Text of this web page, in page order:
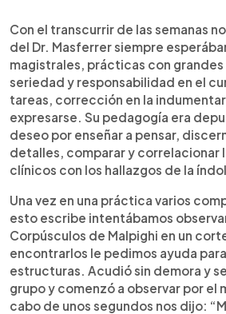
Con el transcurrir de las semanas
del Dr. Masferrer siempre
magistrales, prácticas con grandes
seriedad y responsabilidad en el
tareas, corrección en la
expresarse. Su pedagogía era
deseo por enseñar a pensar,
detalles, comparar y correlacionar
clínicos con los hallazgos de la
Una vez en una práctica varios
esto escribe intentábamos
Corpúsculos de Malpighi en un
encontrarlos le pedimos ayuda
estructuras. Acudió sin demora y
grupo y comenzó a observar por el
cabo de unos segundos nos dijo: